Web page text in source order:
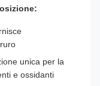
unica per la
e ossidanti